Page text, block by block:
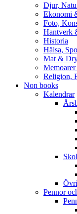
Djur,
Ekonomi
Foto,
Hantverk
Historia
Hälsa,
Mat &
Religion,
Non books
Kalendrar
Pennor